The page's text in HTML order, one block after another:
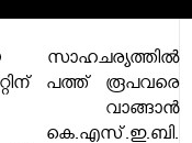
സാഹചര്യത്തിൽ
പത്ത് രൂപവരെ
വാങ്ങാൻ
കെ.എസ്.ഇ.ബി.